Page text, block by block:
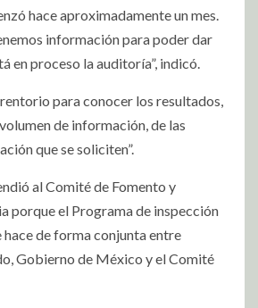
hace aproximadamente un mes.
información para poder dar
en proceso la auditoría”, indicó.
para conocer los resultados,
de información, de las
que se soliciten”.
al Comité de Fomento y
porque el Programa de inspección
de forma conjunta entre
Gobierno de México y el Comité